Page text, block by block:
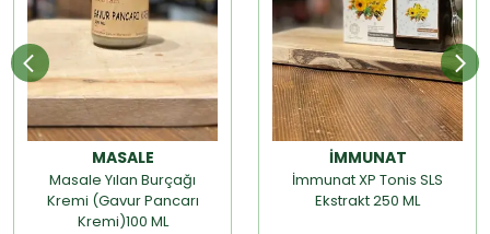
MASALE
Masale Yılan Burçağı
Kremi (Gavur Pancarı
Kremi)100 ML
İMMUNAT
İmmunat XP Tonis SLS
Ekstrakt 250 ML